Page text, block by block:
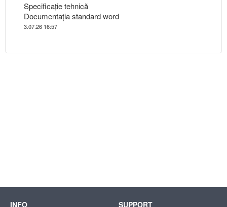
Specificaţie tehnică
Documentaţia standard word
3.07.26 16:57
INFO SUPPORT